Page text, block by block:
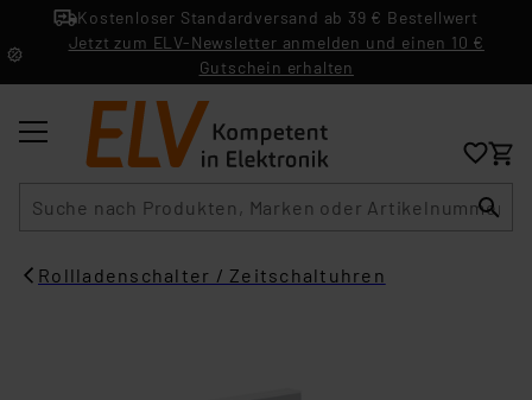
Kostenloser Standardversand ab 39 € Bestellwert
Jetzt zum ELV-Newsletter anmelden und einen 10 €
Gutschein erhalten
Rollladenschalter / Zeitschaltuhren